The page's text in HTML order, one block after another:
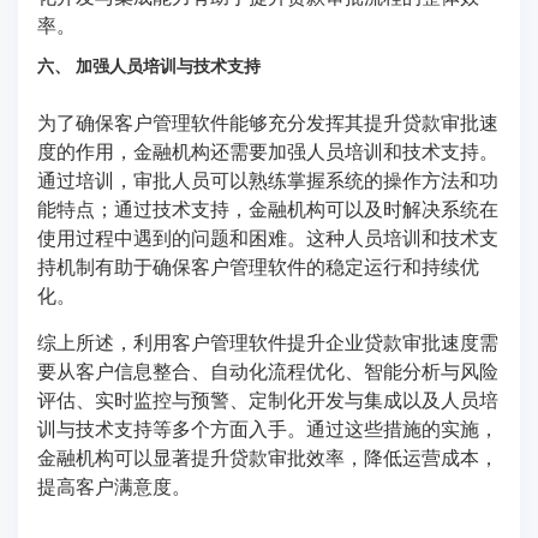
率。
六、 加强人员培训与技术支持
为了确保客户管理软件能够充分发挥其提升贷款审批速
度的作用，金融机构还需要加强人员培训和技术支持。
通过培训，审批人员可以熟练掌握系统的操作方法和功
能特点；通过技术支持，金融机构可以及时解决系统在
使用过程中遇到的问题和困难。这种人员培训和技术支
持机制有助于确保客户管理软件的稳定运行和持续优
化。
综上所述，利用客户管理软件提升企业贷款审批速度需
要从客户信息整合、自动化流程优化、智能分析与风险
评估、实时监控与预警、定制化开发与集成以及人员培
训与技术支持等多个方面入手。通过这些措施的实施，
金融机构可以显著提升贷款审批效率，降低运营成本，
提高客户满意度。